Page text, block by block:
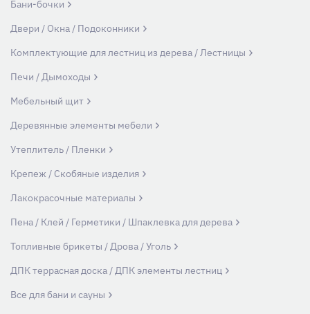
Бани-бочки
Двери / Окна / Подоконники
Комплектующие для лестниц из дерева / Лестницы
Печи / Дымоходы
Мебельный щит
Деревянные элементы мебели
Утеплитель / Пленки
Крепеж / Скобяные изделия
Лакокрасочные материалы
Пена / Клей / Герметики / Шпаклевка для дерева
Топливные брикеты / Дрова / Уголь
ДПК террасная доска / ДПК элементы лестниц
Все для бани и сауны